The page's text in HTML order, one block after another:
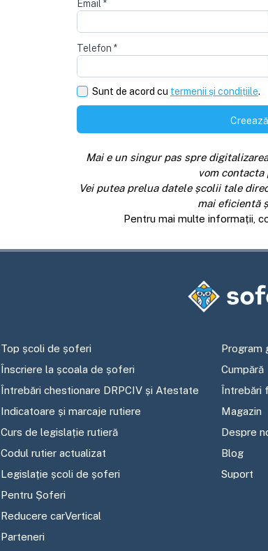
Email *
Telefon *
Sunt de acord cu termenii și condițiile.
Mai e un singur pas spre
vom
Vei putea prelua datele școlii tale
mai eficientă
Pentru mai multe informații,
Top școli de șoferi
Înscriere la școala de șoferi
Întrebări chestionare DRPCIV și Atestate
Indicatoare și marcaje rutiere
Curs de legislație rutieră
Codul rutier actualizat
Legislație școli de șoferi
Pentru Șoferi
Reducere carVertical
Parteneri
Program
Cumpără
Întrebări
Magazin
Despre
Blog
Suport